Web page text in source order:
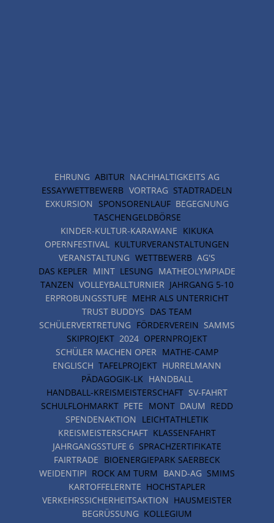
EHRUNG ABITUR NACHHALTIGKEITS AG
ESSAYWETTBEWERB VORTRAG STADTRADELN
EXKURSION SPONSORENLAUF BEGEGNUNG
TASCHENGELDBÖRSE
KINDER-KULTUR-KARAWANE KIKUKA
OPERNFESTIVAL
KULTURVERANSTALTUNGEN
VERANSTALTUNG WETTBEWERB AG'S
DAS KEPLER MINT LESUNG MATHEOLYMPIADE
TANZEN VOLLEYBALLTURNIER JAHRGANG 5-10
ERPROBUNGSSTUFE MEHR ALS UNTERRICHT
TRUST BUDDYS DAS TEAM
SCHÜLERVERTRETUNG FÖRDERVEREIN SAMMS
SKIPROJEKT 2024 OPERNPROJEKT
SCHÜLER MACHEN OPER MATHE-CAMP
ENGLISCH TAFELPROJEKT HURRELMANN
PÄDAGOGIK-LK HANDBALL
HANDBALL-KREISMEISTERSCHAFT SV-FAHRT
SCHULFLOHMARKT PETE MONT DAUM REDD
SPENDENAKTION LEICHTATHLETIK
KREISMEISTERSCHAFT KLASSENFAHRT
JAHRGANGSSTUFE 6 SPRACHZERTIFIKATE
FAIRTRADE BIOENERGIEPARK SAERBECK
WEIDENTIPI ROCK AM TURM BAND-AG SMIMS
KARTOFFELERNTE HOCHSTAPLER
VERKEHRSSICHERHEITSAKTION HAUSMEISTER
BEGRÜSSUNG
KOLLEGIUM